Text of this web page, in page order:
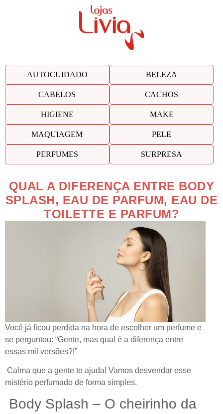
AUTOCUIDADO BELEZA
CABELOS CACHOS
HIGIENE MAKE
MAQUIAGEM PELE
PERFUMES SURPRESA
QUAL A DIFERENÇA ENTRE BODY
SPLASH, EAU DE PARFUM, EAU DE
TOILETTE E PARFUM?
Você já ficou perdida na hora de escolher um perfume e
se perguntou: “Gente, mas qual é a diferença entre
essas mil versões?!”
Calma que a gente te ajuda! Vamos desvendar esse
mistério perfumado de forma simples.
Body Splash – O cheirinho da